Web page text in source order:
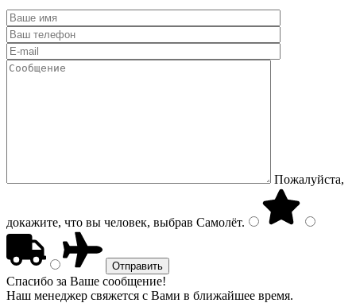
Пожалуйста,
докажите, что вы человек, выбрав Самолёт.
Спасибо за Ваше сообщение!
Наш менеджер свяжется с Вами в ближайшее время.